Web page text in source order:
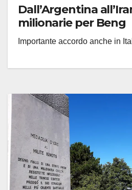
Dall’Argentina
milionarie per Beng
Importante accordo anche in